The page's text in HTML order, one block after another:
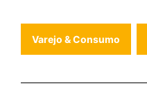
Varejo & Consumo